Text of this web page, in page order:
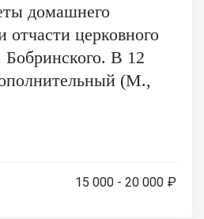
домашнего
отчасти церковного
В 12
(М.,
15 000 - 20 000 ₽